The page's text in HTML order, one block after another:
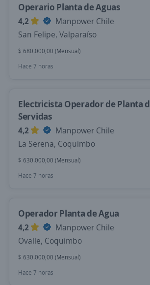
Operario Planta de Aguas
4,2
Manpower Chile
San Felipe, Valparaíso
$ 680.000,00 (Mensual)
Hace 7 horas
Electricista Operador de Planta
Servidas
4,2
Manpower Chile
La Serena, Coquimbo
$ 630.000,00 (Mensual)
Hace 7 horas
Operador Planta de Agua
4,2
Manpower Chile
Ovalle, Coquimbo
$ 630.000,00 (Mensual)
Hace 7 horas